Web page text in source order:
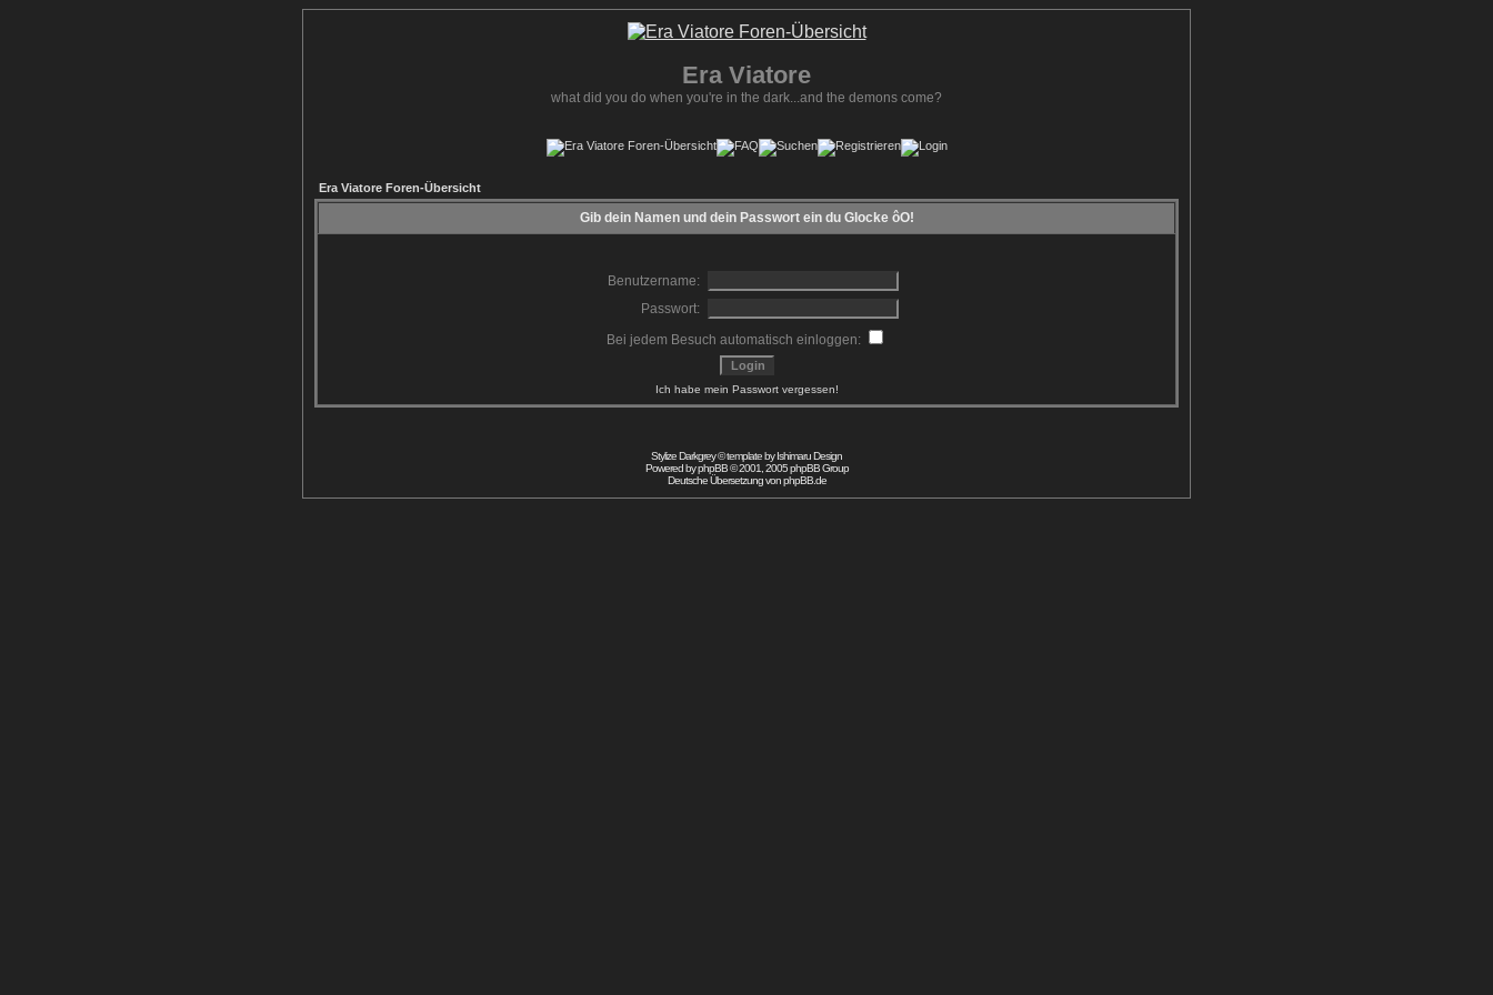
Era Viatore
what did you do when you're in the dark...and the demons come?
Era Viatore Foren-Übersicht
Gib dein Namen und dein Passwort ein du Glocke ôO!
Benutzername:
Passwort:
Bei jedem Besuch automatisch einloggen:
Ich habe mein Passwort vergessen!
Stylize Darkgrey © template byIshimaru Design
Powered byphpBB© 2001, 2005 phpBB Group
Deutsche Übersetzung vonphpBB.de